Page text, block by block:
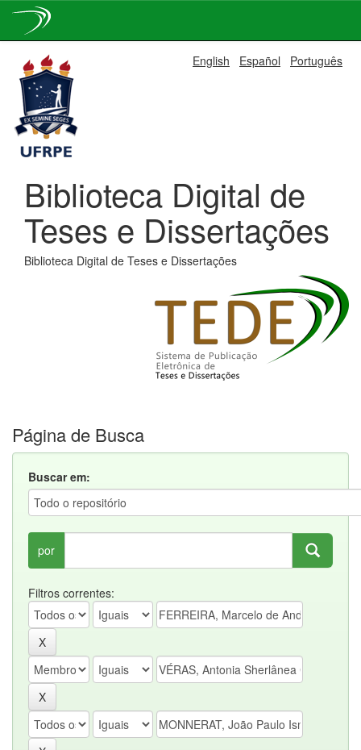
navigation
English Español Português
Biblioteca Digital de
Teses e Dissertações
Biblioteca Digital de Teses e Dissertações
Página de Busca
Buscar em:
por
Filtros correntes: